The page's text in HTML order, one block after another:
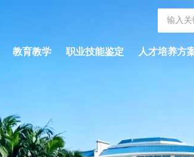
教育教学 职业技能鉴定 人才培养方